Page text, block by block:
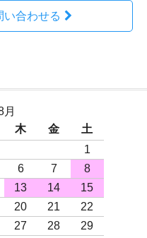
い合わせる
月
木 金
土
1
6 7
8
13 14
15
20 21
22
27 28
29